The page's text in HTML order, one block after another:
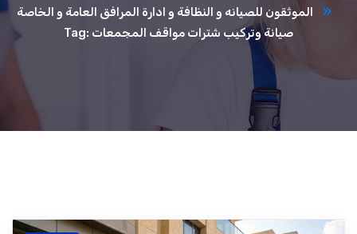
الموثقون للصيانه و النظافة و ادارة المرافق العامة و الخاصة
Tag: صيانة وتركيب شترات مواقف المجمعات